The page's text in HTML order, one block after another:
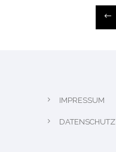
IMPRESSUM
DATENSCHUTZ